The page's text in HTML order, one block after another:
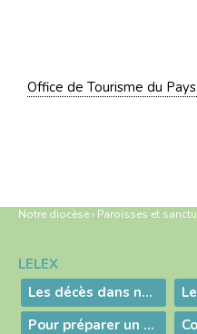
Office de Tourisme du
Notre diocèse › Paroisses et
Navigation
LÉLEX
Les décès dans nos villages
Pour préparer un baptême